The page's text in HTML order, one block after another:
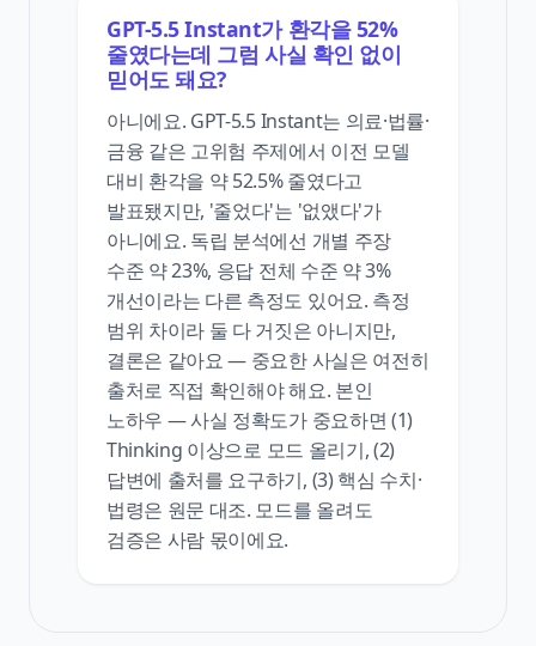
GPT-5.5 Instant가 환각을 52%
줄였다는데 그럼 사실 확인 없이
믿어도 돼요?
아니에요. GPT-5.5 Instant는 의료·법률·
금융 같은 고위험 주제에서 이전 모델
대비 환각을 약 52.5% 줄였다고
발표됐지만, '줄었다'는 '없앴다'가
아니에요. 독립 분석에선 개별 주장
수준 약 23%, 응답 전체 수준 약 3%
개선이라는 다른 측정도 있어요. 측정
범위 차이라 둘 다 거짓은 아니지만,
결론은 같아요 — 중요한 사실은 여전히
출처로 직접 확인해야 해요. 본인
노하우 — 사실 정확도가 중요하면 (1)
Thinking 이상으로 모드 올리기, (2)
답변에 출처를 요구하기, (3) 핵심 수치·
법령은 원문 대조. 모드를 올려도
검증은 사람 몫이에요.